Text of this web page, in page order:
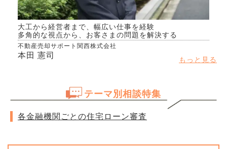
大工から経営者まで、幅広い仕事を経験
多角的な視点から、お客さまの問題を解決する
不動産売却サポート関西株式会社
本田 憲司 もっと見る
テーマ別相談特集
各金融機関ごとの住宅ローン審査